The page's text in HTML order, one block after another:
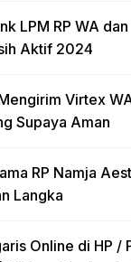
LPM RP WA
Aktif 2024
Virtex
Supaya Aman
RP Namja
Langka
Online di HP /